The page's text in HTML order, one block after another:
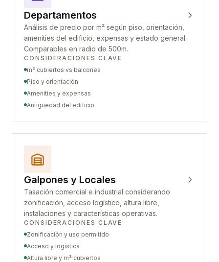
Departamentos
Análisis de precio por m² según piso, orientación,
amenities del edificio, expensas y estado general.
Comparables en radio de 500m.
CONSIDERACIONES CLAVE
m² cubiertos vs balcones
Piso y orientación
Amenities y expensas
Antigüedad del edificio
Galpones y Locales
Tasación comercial e industrial considerando
zonificación, acceso logístico, altura libre,
instalaciones y características operativas.
CONSIDERACIONES CLAVE
Zonificación y uso permitido
Acceso y logística
Altura libre y m² cubiertos